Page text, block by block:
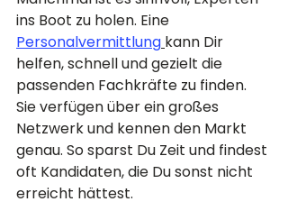
ins Boot zu holen. Eine
Personalvermittlung kann Dir
helfen, schnell und gezielt die
passenden Fachkräfte zu finden.
Sie verfügen über ein großes
Netzwerk und kennen den Markt
genau. So sparst Du Zeit und findest
oft Kandidaten, die Du sonst nicht
erreicht hättest.